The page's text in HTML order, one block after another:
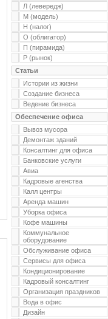
Л (левередж)
М (модель)
Н (налог)
О (облигатор)
П (пирамида)
Р (рынок)
Статьи
Истории из жизни
Создание бизнеса
Ведение бизнеса
Обеспечение офиса
Вывоз мусора
Демонтаж зданий
Консалтинг для офиса
Банковские услуги
Авиа
Кадровые агенства
Калл центры
Аренда машин
Уборка офиса
Кофе машины
Коммунальное
оборудование
Обслуживание офиса
Сервисы для офиса
Кондиционирование
Кадровый консалтинг
Организация праздников
Вода в офис
Дизайн